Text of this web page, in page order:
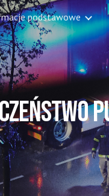
podstawowe